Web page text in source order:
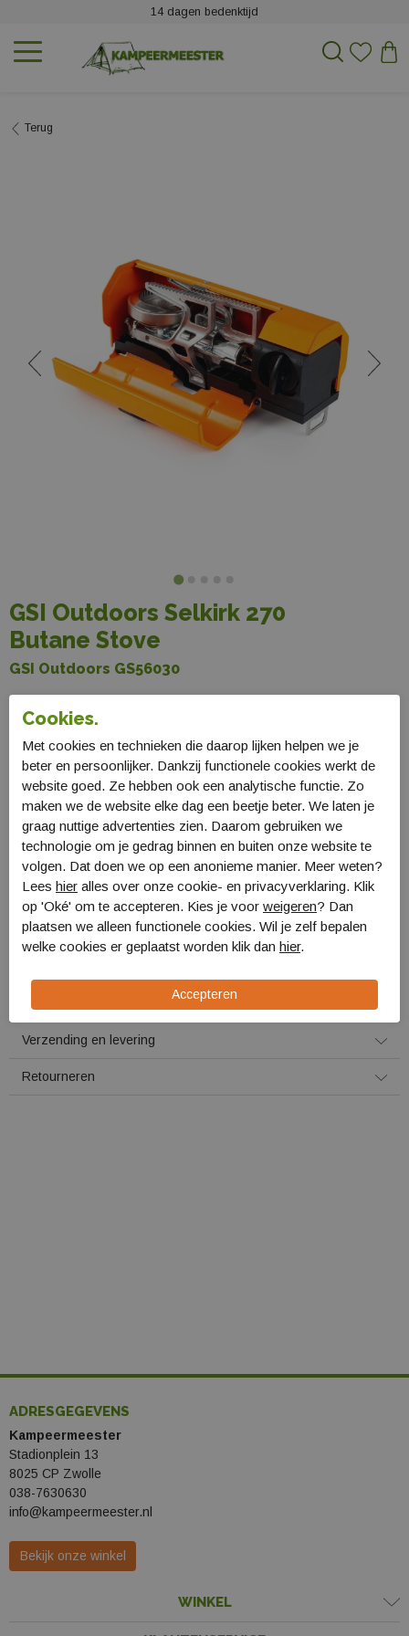
14 dagen bedenktijd
Terug
GSI Outdoors Selkirk 270
Butane Stove
GSI Outdoors GS56030
€ 99,99
Selecteer maat
One Size
Voor 16:00 uur besteld, morgen in huis!
Plaats in winkelmand
Bestellen en Betalen
Verzending en levering
Retourneren
ADRESGEGEVENS
Kampeermeester
Stadionplein 13
8025 CP Zwolle
038-7630630
info@kampeermeester.nl
Bekijk onze winkel
WINKEL
Cookies.
Met cookies en technieken die daarop lijken helpen we je
beter en persoonlijker. Dankzij functionele cookies werkt de
website goed. Ze hebben ook een analytische functie. Zo
maken we de website elke dag een beetje beter. We laten je
graag nuttige advertenties zien. Daarom gebruiken we
technologie om je gedrag binnen en buiten onze website te
volgen. Dat doen we op een anonieme manier. Meer weten?
Lees hier alles over onze cookie- en privacyverklaring. Klik
op 'Oké' om te accepteren. Kies je voor weigeren? Dan
plaatsen we alleen functionele cookies. Wil je zelf bepalen
welke cookies er geplaatst worden klik dan hier.